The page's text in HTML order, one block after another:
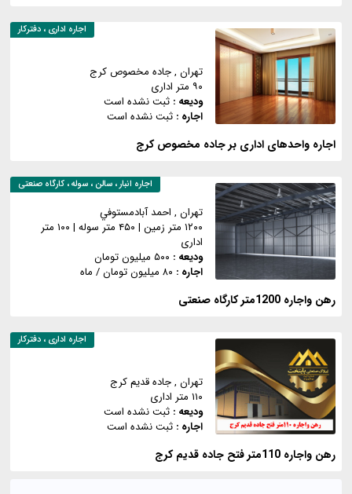
اجاره اداری ، دفترکار
تهران , جاده مخصوص کرج
۹۰ متر اداری
ودیعه : ثبت نشده است
اجاره : ثبت نشده است
اجاره واحدهای اداری بر جاده مخصوص کرج
اجاره انبار ، سالن ، سوله ، کارگاه صنعتی
تهران , احمد آبادمستوفي
۱۲۰۰ متر زمین
| ۴۵۰ متر سوله |
۱۰۰ متر
اداری
ودیعه :
اجاره : ۸۰ میلیون تومان / ماه
رهن واجاره 1200متر کارگاه صنعتی
اجاره اداری ، دفترکار
تهران , جاده قدیم کرج
۱۱۰ متر اداری
ودیعه : ثبت نشده است
اجاره : ثبت نشده است
رهن واجاره 110متر فتح جاده قدیم کرج